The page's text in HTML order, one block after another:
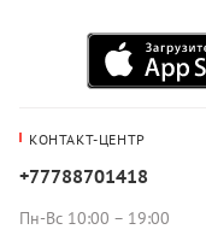
КОНТАКТ-ЦЕНТР
+77788701418
Пн-Вс 10:00 – 19:00